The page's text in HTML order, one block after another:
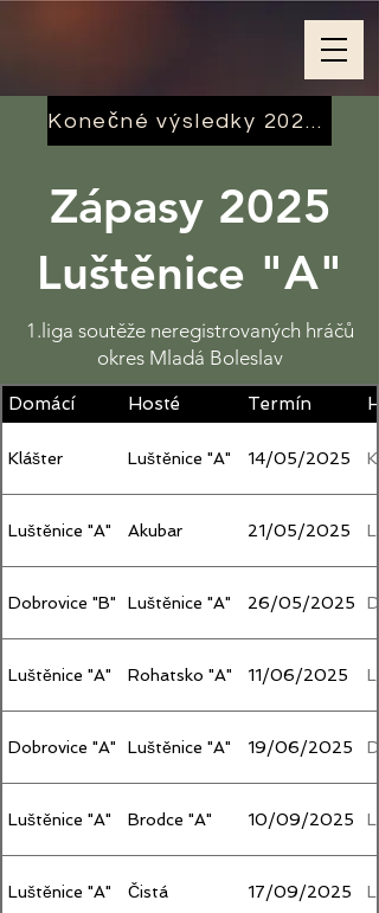
Konečné výsledky 2024 zde
Zápasy 2025
Luštěnice "A"
1.liga soutěže neregistrovaných hráčů
okres Mladá Boleslav
Domácí Hosté Termín
Klášter Luštěnice "A" 14/05/2025
Luštěnice "A" Akubar 21/05/2025
Dobrovice "B" Luštěnice "A" 26/05/2025
Luštěnice "A" Rohatsko "A" 11/06/2025
Dobrovice "A" Luštěnice "A" 19/06/2025
Luštěnice "A" Brodce "A" 10/09/2025
Luštěnice "A" Čistá 17/09/2025